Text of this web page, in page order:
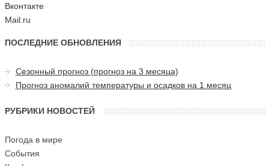
Вконтакте
Mail.ru
ПОСЛЕДНИЕ ОБНОВЛЕНИЯ
Сезонный прогноз (прогноз на 3 месяца)
Прогноз аномалий температуры и осадков на 1 месяц
РУБРИКИ НОВОСТЕЙ
Погода в мире
События